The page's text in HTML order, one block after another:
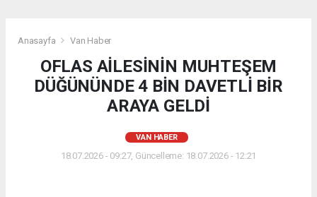
Anasayfa Van Haber
OFLAS AİLESİNİN MUHTEŞEM
DÜĞÜNÜNDE 4 BİN DAVETLİ BİR
ARAYA GELDİ
VAN HABER
18.07.2026 - 09:27, Güncelleme: 18.07.2026 - 12:21